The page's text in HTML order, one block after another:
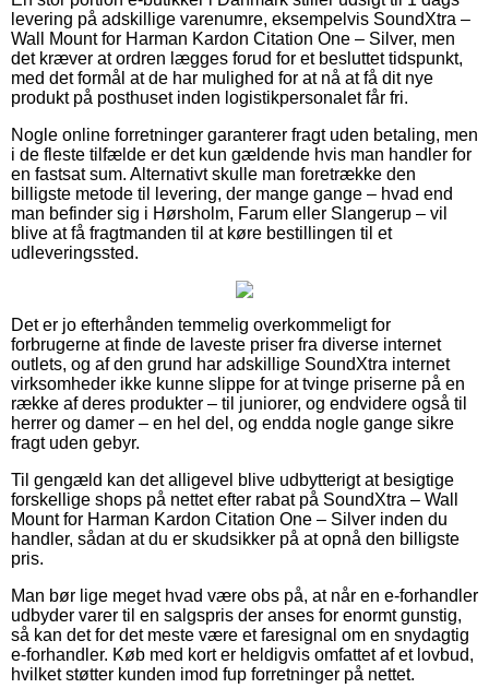
levering på adskillige varenumre, eksempelvis SoundXtra –
Wall Mount for Harman Kardon Citation One – Silver, men
det kræver at ordren lægges forud for et besluttet tidspunkt,
med det formål at de har mulighed for at nå at få dit nye
produkt på posthuset inden logistikpersonalet får fri.
Nogle online forretninger garanterer fragt uden betaling, men
i de fleste tilfælde er det kun gældende hvis man handler for
en fastsat sum. Alternativt skulle man foretrække den
billigste metode til levering, der mange gange – hvad end
man befinder sig i Hørsholm, Farum eller Slangerup – vil
blive at få fragtmanden til at køre bestillingen til et
udleveringssted.
Det er jo efterhånden temmelig overkommeligt for
forbrugerne at finde de laveste priser fra diverse internet
outlets, og af den grund har adskillige SoundXtra internet
virksomheder ikke kunne slippe for at tvinge priserne på en
række af deres produkter – til juniorer, og endvidere også til
herrer og damer – en hel del, og endda nogle gange sikre
fragt uden gebyr.
Til gengæld kan det alligevel blive udbytterigt at besigtige
forskellige shops på nettet efter rabat på SoundXtra – Wall
Mount for Harman Kardon Citation One – Silver inden du
handler, sådan at du er skudsikker på at opnå den billigste
pris.
Man bør lige meget hvad være obs på, at når en e-forhandler
udbyder varer til en salgspris der anses for enormt gunstig,
så kan det for det meste være et faresignal om en snydagtig
e-forhandler. Køb med kort er heldigvis omfattet af et lovbud,
hvilket støtter kunden imod fup forretninger på nettet.